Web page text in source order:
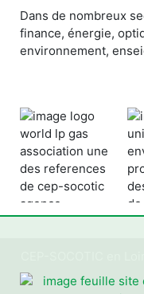
Dans de nombreux
finance, énergie,
environnement,
CEP-SOCOTIC en